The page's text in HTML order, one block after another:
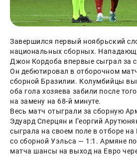
Завершился первый ноябрьский
национальных сборных.
Джон Кордоба впервые сыграл за
Он дебютировал в отборочном
сборной Бразилии. Колумбийцы
оба гола хозяева забили после
на замену на 68-й минуте.
Весь матч отыграли за сборную
Эдуард Сперцян и Георгий
сыграла на своем поле в отборе
со сборной Уэльса — 1:1. Армяне
матча шансы на выход на Евро